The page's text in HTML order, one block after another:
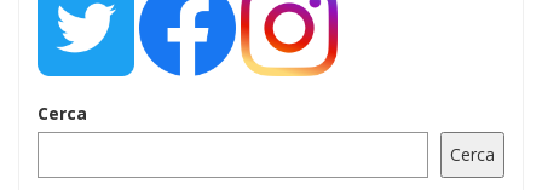
Cerca
Cerca